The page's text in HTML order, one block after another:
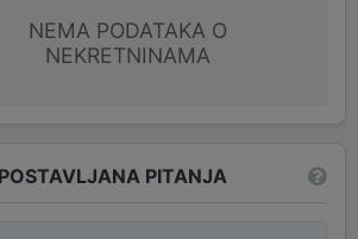
NEMA PODATAKA O
NEKRETNINAMA
PITANJA